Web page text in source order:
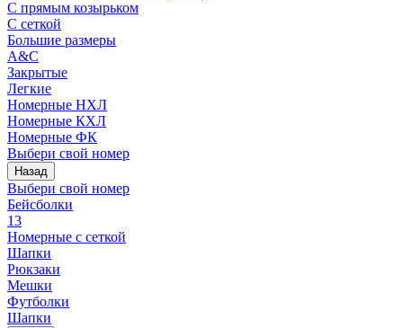
С прямым козырьком
С сеткой
Большие размеры
A&C
Закрытые
Легкие
Номерные НХЛ
Номерные КХЛ
Номерные ФК
Выбери свой номер
Назад
Выбери свой номер
Бейсболки
13
Номерные с сеткой
Шапки
Рюкзаки
Мешки
Футболки
Шапки